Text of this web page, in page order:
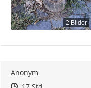
2 Bilder
Anonym